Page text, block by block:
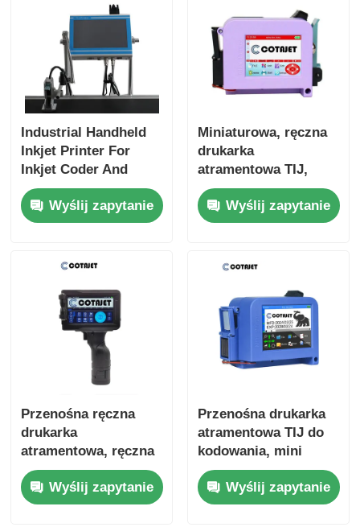
Industrial Handheld
Inkjet Printer For
Inkjet Coder And
Inkjet Marking
Wyślij zapytanie
Miniaturowa, ręczna
drukarka
atramentowa TIJ,
lekka, mała,
przenośna drukarka
atramentowa
Wyślij zapytanie
Przenośna ręczna
drukarka
atramentowa, ręczna
maszyna do
kodowania serii
atramentowej
Wyślij zapytanie
Przenośna drukarka
atramentowa TIJ do
kodowania, mini
przenośna drukarka
atramentowa
Wyślij zapytanie